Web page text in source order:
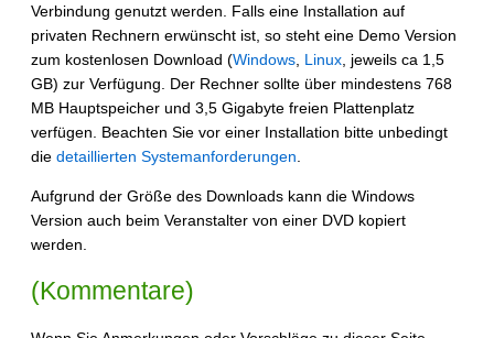
Verbindung genutzt werden. Falls eine Installation auf
privaten Rechnern erwünscht ist, so steht eine Demo Version
zum kostenlosen Download (Windows Linux , jeweils ca 1,5
GB) zur Verfügung. Der Rechner sollte über mindestens 768
MB Hauptspeicher und 3,5 Gigabyte freien Plattenplatz
verfügen. Beachten Sie vor einer Installation bitte unbedingt
die detaillierten Systemanforderungen
Aufgrund der Größe des Downloads kann die Windows
Version auch beim Veranstalter von einer DVD kopiert
werden.
(Kommentare)